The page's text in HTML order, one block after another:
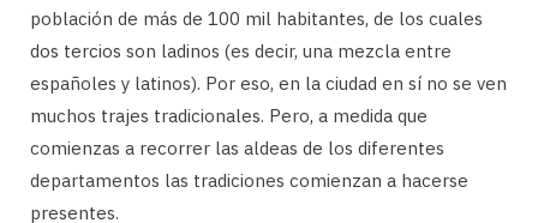
población de más de 100 mil habitantes, de los cuales
dos tercios son ladinos (es decir, una mezcla entre
españoles y latinos). Por eso, en la ciudad en sí no se ven
muchos trajes tradicionales. Pero, a medida que
comienzas a recorrer las aldeas de los diferentes
departamentos las tradiciones comienzan a hacerse
presentes.